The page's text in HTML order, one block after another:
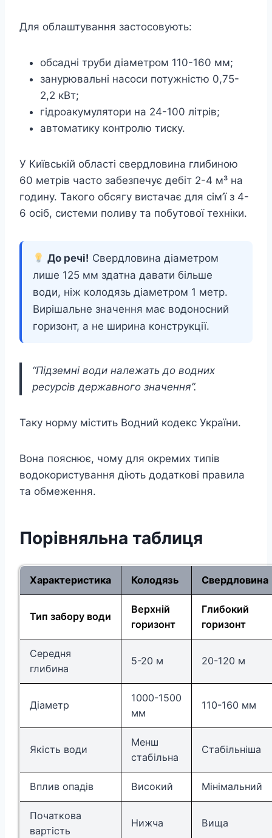
Для облаштування застосовують:
обсадні труби діаметром 110-160 мм;
занурювальні насоси потужністю 0,75-
2,2 кВт;
гідроакумулятори на 24-100 літрів;
автоматику контролю тиску.
У Київській області свердловина глибиною
60 метрів часто забезпечує дебіт 2-4 м³ на
годину. Такого обсягу вистачає для сім’ї з 4-
6 осіб, системи поливу та побутової техніки.
До речі! Свердловина діаметром
лише 125 мм здатна давати більше
води, ніж колодязь діаметром 1 метр.
Вирішальне значення має водоносний
горизонт, а не ширина конструкції.
“Підземні води належать до водних
ресурсів державного значення”.
Таку норму містить Водний кодекс України.
Вона пояснює, чому для окремих типів
водокористування діють додаткові правила
та обмеження.
Порівняльна таблиця
Характеристика Колодязь Свердловина
Тип забору води
Верхній
горизонт
Глибокий
горизонт
Середня
глибина
5-20 м 20-120 м
Діаметр
1000-1500
мм
110-160 мм
Якість води
Менш
стабільна
Стабільніша
Вплив опадів Високий Мінімальний
Початкова
вартість
Нижча Вища